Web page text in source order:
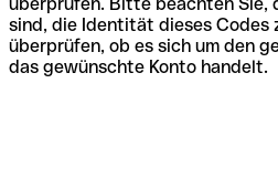
sind, die Identität dieses Codes
überprüfen, ob es sich um den
das gewünschte Konto handelt.